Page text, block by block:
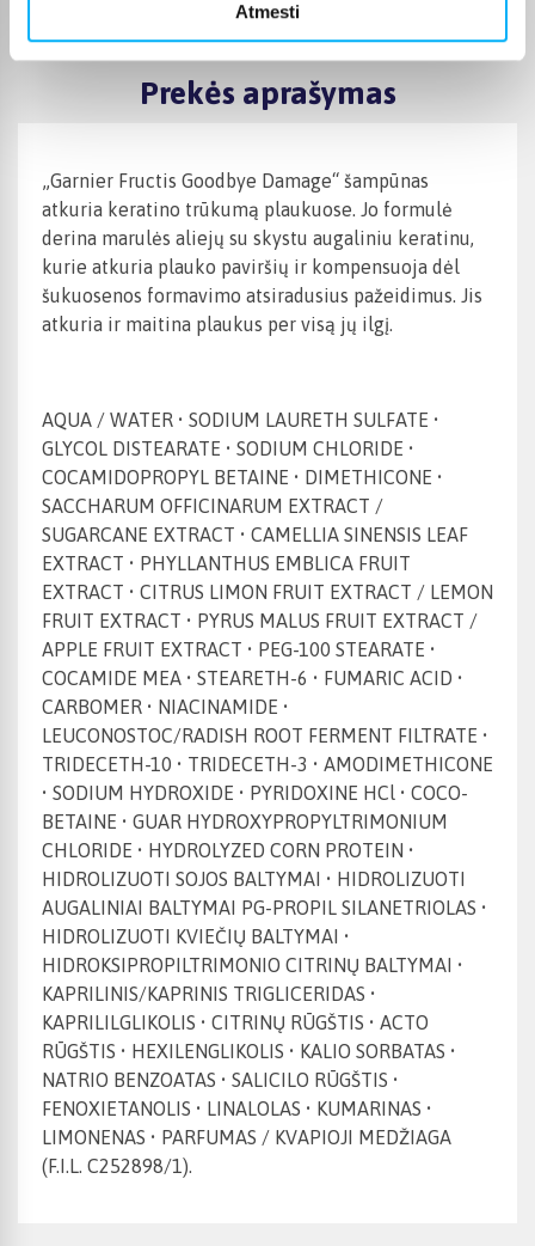
Atmesti
0.449
Prekės aprašymas
„Garnier Fructis Goodbye Damage“ šampūnas
atkuria keratino trūkumą plaukuose. Jo formulė
derina marulės aliejų su skystu augaliniu keratinu,
kurie atkuria plauko paviršių ir kompensuoja dėl
šukuosenos formavimo atsiradusius pažeidimus. Jis
atkuria ir maitina plaukus per visą jų ilgį.
AQUA / WATER • SODIUM LAURETH SULFATE •
GLYCOL DISTEARATE • SODIUM CHLORIDE •
COCAMIDOPROPYL BETAINE • DIMETHICONE •
SACCHARUM OFFICINARUM EXTRACT /
SUGARCANE EXTRACT • CAMELLIA SINENSIS LEAF
EXTRACT • PHYLLANTHUS EMBLICA FRUIT
EXTRACT • CITRUS LIMON FRUIT EXTRACT / LEMON
FRUIT EXTRACT • PYRUS MALUS FRUIT EXTRACT /
APPLE FRUIT EXTRACT • PEG-100 STEARATE •
COCAMIDE MEA • STEARETH-6 • FUMARIC ACID •
CARBOMER • NIACINAMIDE •
LEUCONOSTOC/RADISH ROOT FERMENT FILTRATE •
TRIDECETH-10 • TRIDECETH-3 • AMODIMETHICONE
• SODIUM HYDROXIDE • PYRIDOXINE HCl • COCO-
BETAINE • GUAR HYDROXYPROPYLTRIMONIUM
CHLORIDE • HYDROLYZED CORN PROTEIN •
HIDROLIZUOTI SOJOS BALTYMAI • HIDROLIZUOTI
AUGALINIAI BALTYMAI PG-PROPIL SILANETRIOLAS •
HIDROLIZUOTI KVIEČIŲ BALTYMAI •
HIDROKSIPROPILTRIMONIO CITRINŲ BALTYMAI •
KAPRILINIS/KAPRINIS TRIGLICERIDAS •
KAPRILILGLIKOLIS • CITRINŲ RŪGŠTIS • ACTO
RŪGŠTIS • HEXILENGLIKOLIS • KALIO SORBATAS •
NATRIO BENZOATAS • SALICILO RŪGŠTIS •
FENOXIETANOLIS • LINALOLAS • KUMARINAS •
LIMONENAS • PARFUMAS / KVAPIOJI MEDŽIAGA
(F.I.L. C252898/1).